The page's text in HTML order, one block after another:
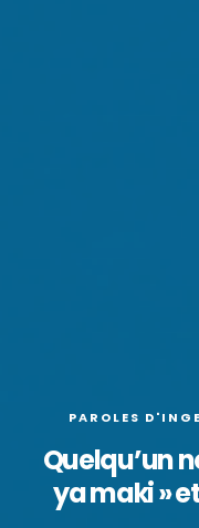
PAROLES
Quelqu’un
ya maki »